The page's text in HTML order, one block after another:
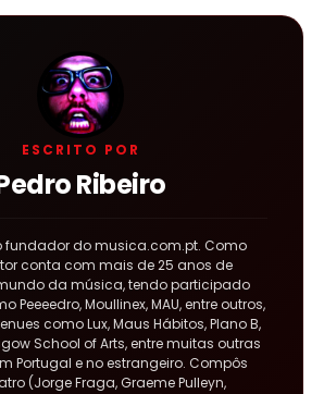
ESCRITO POR
Ribeiro
fundador do musica.com.pt. Como
conta com mais de 25 anos de
da música, tendo participado
Peeeedro, Moullinex, MAU, entre outros,
como Lux, Maus Hábitos, Plano B,
School of Arts, entre muitas outras
Portugal e no estrangeiro. Compôs
(Jorge Fraga, Graeme Pulleyn,